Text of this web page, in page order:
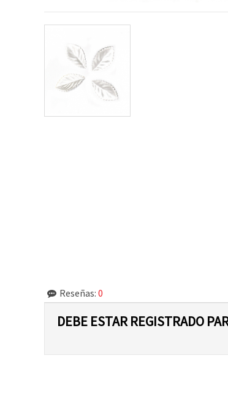
Reseñas: 0
DEBE ESTAR REGISTRADO